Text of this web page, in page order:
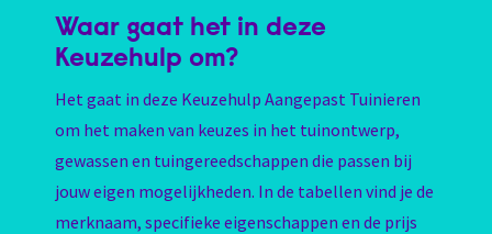
Waar gaat het in deze
Keuzehulp om?
Het gaat in deze Keuzehulp Aangepast Tuinieren
om het maken van keuzes in het tuinontwerp,
gewassen en tuingereedschappen die passen bij
jouw eigen mogelijkheden. In de tabellen vind je de
merknaam, specifieke eigenschappen en de prijs